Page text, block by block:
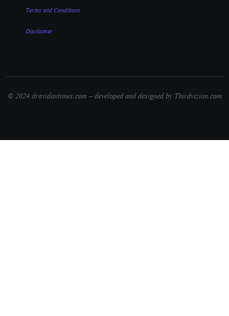
Terms and Conditions
Disclaimer
© 2024 dravidantimes.com – developed and designed by Thirdvizion.com